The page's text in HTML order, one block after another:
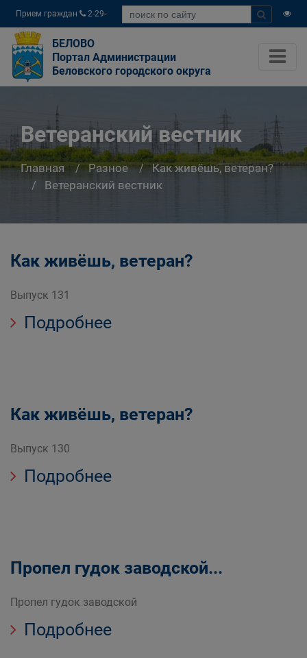
Прием граждан
2-29-
04
БЕЛОВО
Портал Администрации
Беловского городского округа
Ветеранский вестник
Главная Разное
Как живёшь, ветеран?
Ветеранский вестник
Как живёшь, ветеран?
Выпуск 131
Подробнее
Как живёшь, ветеран?
Выпуск 130
Подробнее
Пропел гудок заводской...
Пропел гудок заводской
Подробнее